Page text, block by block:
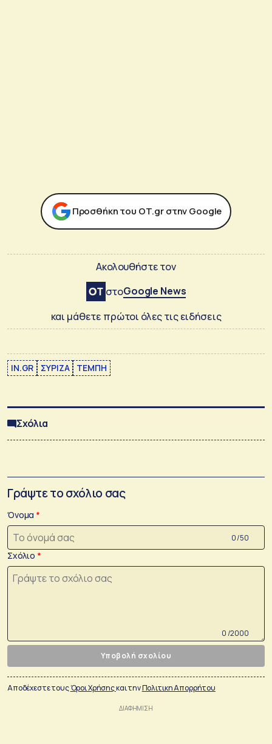
Προσθήκη του ΟΤ.gr στην Google
Ακολουθήστε τον
στοGoogle News
και μάθετε πρώτοι όλες τις ειδήσεις
IN.GR ΣΥΡΙΖΑ ΤΕΜΠΗ
Σχόλια
Γράψτε το σχόλιο σας
Όνομα
0 /50
Σχόλιο
0 /2000
Υποβολή σχολίου
Αποδέχεστε τουςΌροι Χρήσηςκαι τηνΠολιτικη Απορρήτου